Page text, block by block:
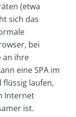
(etwa
sich das
bei
an ihre
eine SPA im
laufen,
Internet
ist.